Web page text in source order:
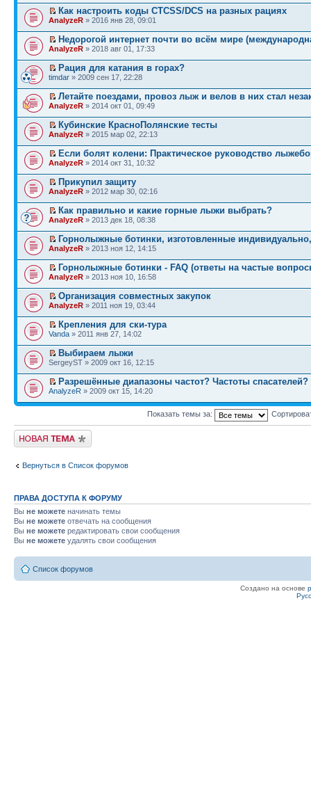
Как настроить коды CTCSS/DCS на разных рациях
AnalyzeR » 2016 янв 28, 09:01
Недорогой интернет почти во всём мире
AnalyzeR » 2018 авг 01, 17:33
Рация для катания в горах?
timdar » 2009 сен 17, 22:28
Летайте поездами, провоз лыж и велов в них стал
AnalyzeR » 2014 окт 01, 09:49
Кубинские КрасноПолянские тесты
AnalyzeR » 2015 мар 02, 22:13
Если болят колени: Практическое руководство
AnalyzeR » 2014 окт 31, 10:32
Прикупил защиту
AnalyzeR » 2012 мар 30, 02:16
Как правильно и какие горные лыжи выбрать?
AnalyzeR » 2013 дек 18, 08:38
Горнолыжные ботинки, изготовленные индивидуально,
AnalyzeR » 2013 ноя 12, 14:15
Горнолыжные ботинки - FAQ (ответы на частые
AnalyzeR » 2013 ноя 10, 16:58
Организация совместных закупок
AnalyzeR » 2011 ноя 19, 03:44
Крепления для ски-тура
Vanda » 2011 янв 27, 14:02
Выбираем лыжи
SergeyST » 2009 окт 16, 12:15
Разрешённые диапазоны частот? Частоты спасателей?
AnalyzeR » 2009 окт 15, 14:20
Показать темы за:
Начать новую тему
Вернуться в Список форумов
ПРАВА ДОСТУПА К ФОРУМУ
Вы не можете начинать темы
Вы не можете отвечать на сообщения
Вы не можете редактировать свои сообщения
Вы не можете удалять свои сообщения
Список форумов
Создано на основе